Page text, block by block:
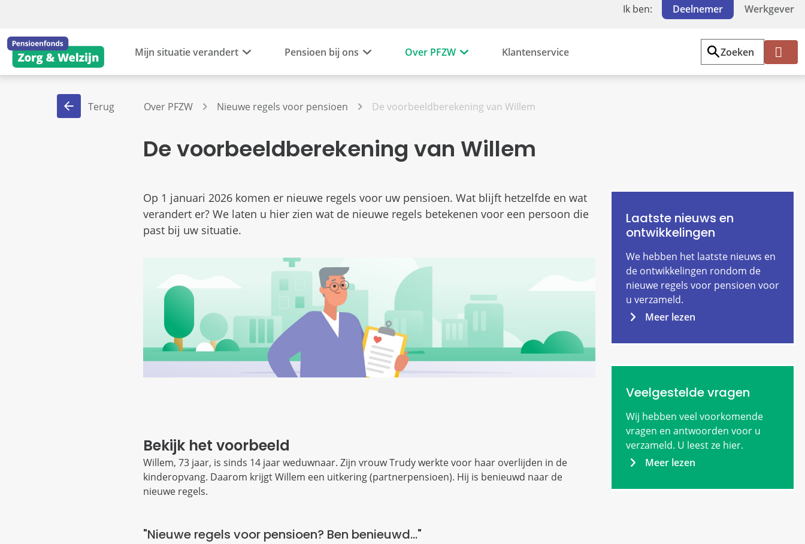
Ik ben: Deelnemer Werkgever
Mijn situatie verandert Pensioen bij ons Over PFZW Klantenservice
Zoeken
Mi
Terug Over PFZW Nieuwe regels voor pensioen De voorbeeldberekening van Willem
De voorbeeldberekening van Willem
Op 1 januari 2026 komen er nieuwe regels voor uw pensioen. Wat blijft hetzelfde en wat
verandert er? We laten u hier zien wat de nieuwe regels betekenen voor een persoon die
past bij uw situatie.
Bekijk het voorbeeld
Willem, 73 jaar, is sinds 14 jaar weduwnaar. Zijn vrouw Trudy werkte voor haar overlijden in de
kinderopvang. Daarom krijgt Willem een uitkering (partnerpensioen). Hij is benieuwd naar de
nieuwe regels.
"Nieuwe regels voor pensioen? Ben benieuwd..."
Laatste nieuws en
ontwikkelingen
We hebben het laatste nieuws en
de ontwikkelingen rondom de
nieuwe regels voor pensioen voor
u verzameld.
Meer lezen
Veelgestelde vragen
Wij hebben veel voorkomende
vragen en antwoorden voor u
verzameld. U leest ze hier.
Meer lezen